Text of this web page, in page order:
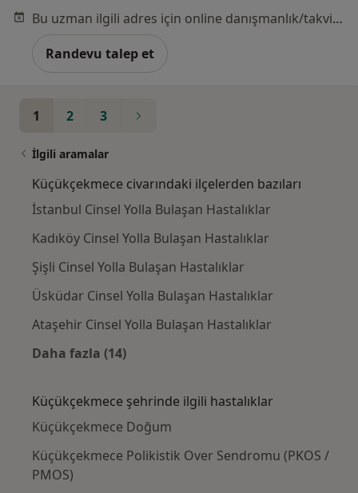
Bu uzman ilgili adres için online danışmanlık/takvim sunmuyor.
Randevu talep et
1 2 3
İlgili aramalar
Küçükçekmece civarındaki ilçelerden bazıları
İstanbul Cinsel Yolla Bulaşan Hastalıklar
Kadıköy Cinsel Yolla Bulaşan Hastalıklar
Şişli Cinsel Yolla Bulaşan Hastalıklar
Üsküdar Cinsel Yolla Bulaşan Hastalıklar
Ataşehir Cinsel Yolla Bulaşan Hastalıklar
Daha fazla (14)
Küçükçekmece şehrinde ilgili hastalıklar
Küçükçekmece Doğum
Küçükçekmece Polikistik Over Sendromu (PKOS /
PMOS)